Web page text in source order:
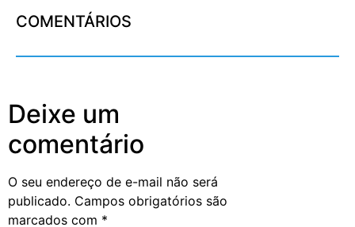
COMENTÁRIOS
Deixe um
comentário
O seu endereço de e-mail não será
publicado. Campos obrigatórios são
marcados com *